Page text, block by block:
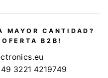
MAYOR CANTIDAD?
B2B!
3221 4219749